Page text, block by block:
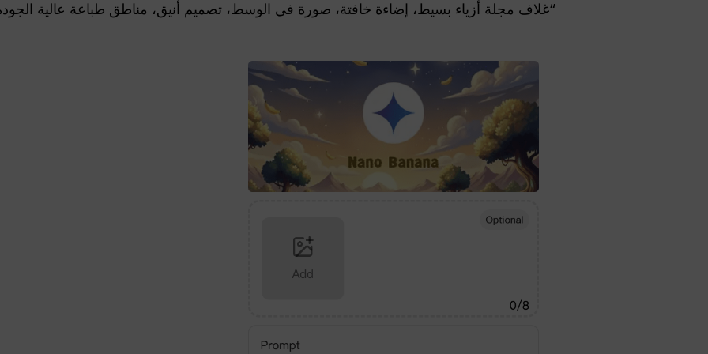
“غلاف مجلة أزياء بسيط، إضاءة خافتة، صورة في الوسط، تصميم أنيق، مناطق طباعة عالية